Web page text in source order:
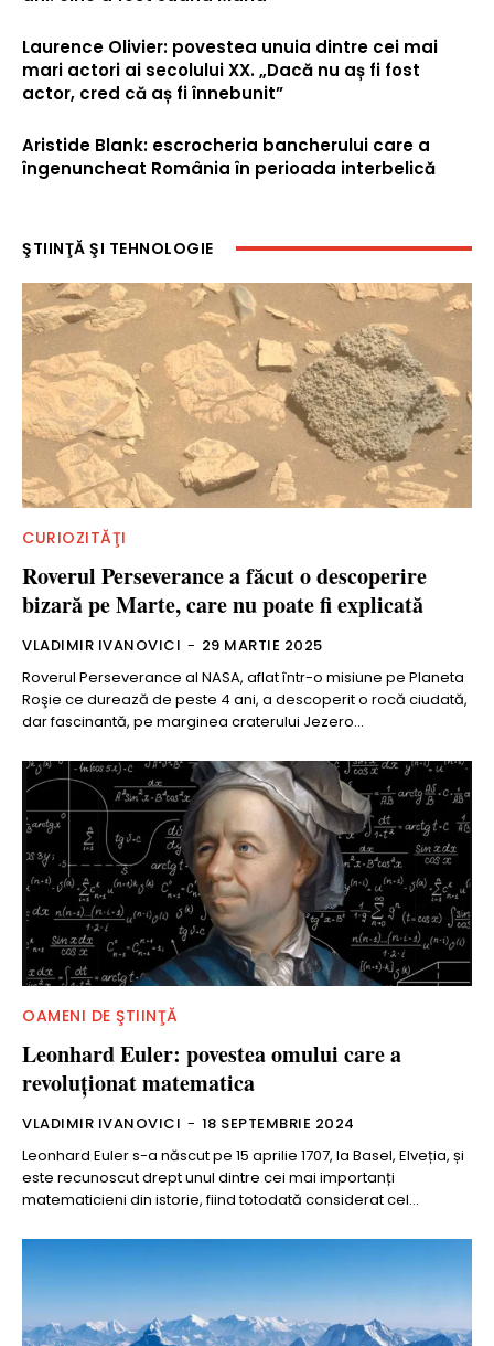
Laurence Olivier: povestea unuia dintre cei mai
mari actori ai secolului XX. „Dacă nu aș fi fost
actor, cred că aș fi înnebunit”
Aristide Blank: escrocheria bancherului care a
îngenuncheat România în perioada interbelică
ŞTIINŢĂ ŞI TEHNOLOGIE
CURIOZITĂŢI
Roverul Perseverance a făcut o descoperire
bizară pe Marte, care nu poate fi explicată
VLADIMIR IVANOVICI - 29 MARTIE 2025
Roverul Perseverance al NASA, aflat într-o misiune pe Planeta
Roşie ce durează de peste 4 ani, a descoperit o rocă ciudată,
dar fascinantă, pe marginea craterului Jezero...
OAMENI DE ŞTIINŢĂ
Leonhard Euler: povestea omului care a
revoluţionat matematica
VLADIMIR IVANOVICI - 18 SEPTEMBRIE 2024
Leonhard Euler s-a născut pe 15 aprilie 1707, la Basel, Elveția, și
este recunoscut drept unul dintre cei mai importanți
matematicieni din istorie, fiind totodată considerat cel...